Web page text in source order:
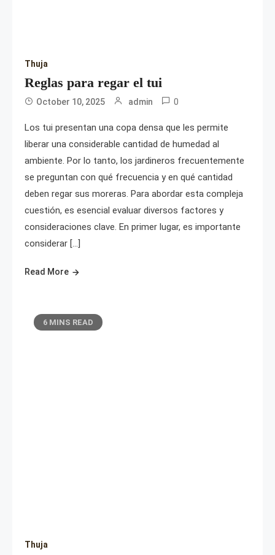
Thuja
Reglas para regar el tui
October 10, 2025 admin 0
Los tui presentan una copa densa que les permite
liberar una considerable cantidad de humedad al
ambiente. Por lo tanto, los jardineros frecuentemente
se preguntan con qué frecuencia y en qué cantidad
deben regar sus moreras. Para abordar esta compleja
cuestión, es esencial evaluar diversos factores y
consideraciones clave. En primer lugar, es importante
considerar […]
Read More
6 MINS READ
Thuja